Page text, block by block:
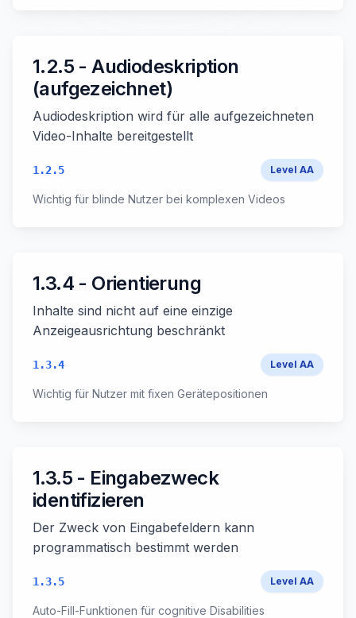
1.2.5 - Audiodeskription
(aufgezeichnet)
Audiodeskription wird für alle aufgezeichneten
Video-Inhalte bereitgestellt
1.2.5 Level AA
Wichtig für blinde Nutzer bei komplexen Videos
1.3.4 - Orientierung
Inhalte sind nicht auf eine einzige
Anzeigeausrichtung beschränkt
1.3.4 Level AA
Wichtig für Nutzer mit fixen Gerätepositionen
1.3.5 - Eingabezweck
identifizieren
Der Zweck von Eingabefeldern kann
programmatisch bestimmt werden
1.3.5 Level AA
Auto-Fill-Funktionen für cognitive Disabilities